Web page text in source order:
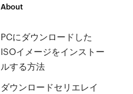
About
PCにダウンロードした
ISOイメージをインストー
ルする方法
ダウンロードセリエレイ